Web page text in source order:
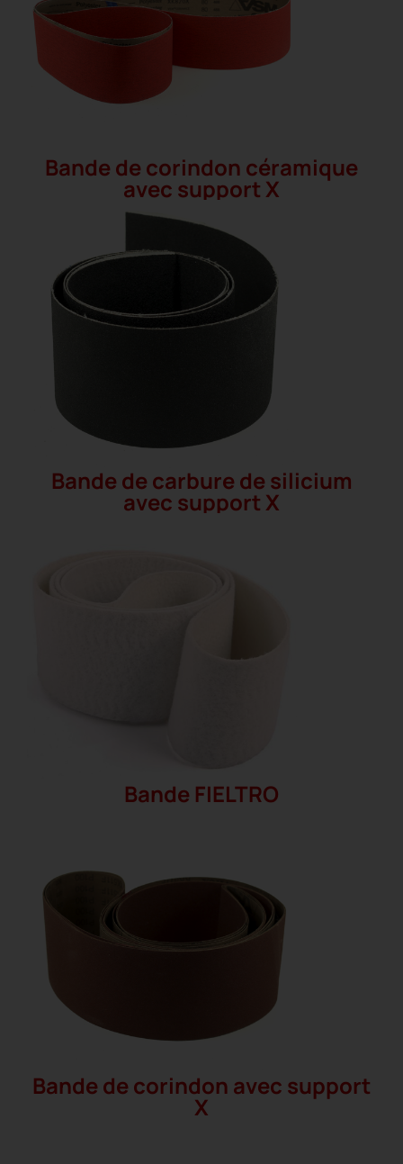
Bande de corindon céramique
avec support X
Bande de carbure de silicium
avec support X
Bande FIELTRO
Bande de corindon avec support
X